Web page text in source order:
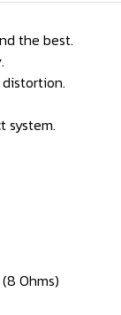
the best.
system.
Ohms)